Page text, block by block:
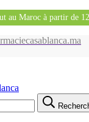
au Maroc à partir de